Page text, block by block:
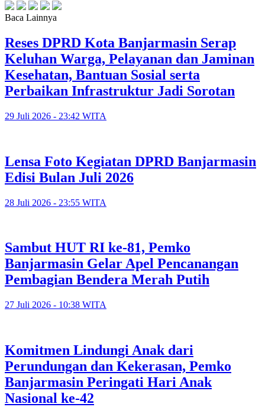
Baca Lainnya
Reses DPRD Kota Banjarmasin Serap
Keluhan Warga, Pelayanan dan Jaminan
Kesehatan, Bantuan Sosial serta
Perbaikan Infrastruktur Jadi Sorotan
29 Juli 2026 - 23:42 WITA
Lensa Foto Kegiatan DPRD Banjarmasin
Edisi Bulan Juli 2026
28 Juli 2026 - 23:55 WITA
Sambut HUT RI ke-81, Pemko
Banjarmasin Gelar Apel Pencanangan
Pembagian Bendera Merah Putih
27 Juli 2026 - 10:38 WITA
Komitmen Lindungi Anak dari
Perundungan dan Kekerasan, Pemko
Banjarmasin Peringati Hari Anak
Nasional ke-42